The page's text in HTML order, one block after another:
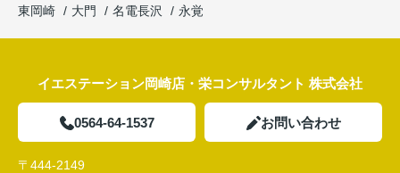
東岡崎
大門 名電長沢 永覚
イエステーション岡崎店・栄コンサルタント 株式会社
0564-64-1537 お問い合わせ
〒444-2149